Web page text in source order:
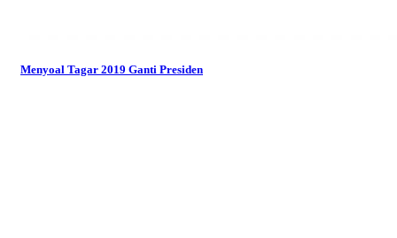
Menyoal Tagar 2019 Ganti Presiden